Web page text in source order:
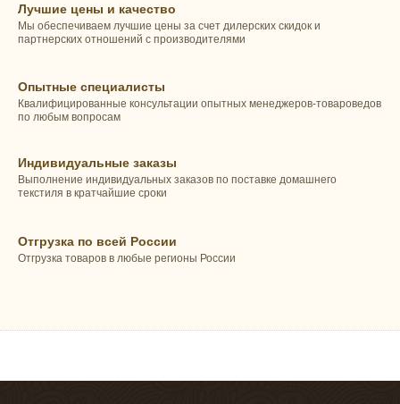
Лучшие цены и качество
Мы обеспечиваем лучшие цены за счет дилерских скидок и
партнерских отношений с производителями
Опытные специалисты
Квалифицированные консультации опытных менеджеров-товароведов
по любым вопросам
Индивидуальные заказы
Выполнение индивидуальных заказов по поставке домашнего
текстиля в кратчайшие сроки
Отгрузка по всей России
Отгрузка товаров в любые регионы России